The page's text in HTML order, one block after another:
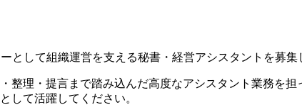
として組織運営を支える秘書・経営アシスタントを募集
整理・提言まで踏み込んだ高度なアシスタント業務を
して活躍してください。